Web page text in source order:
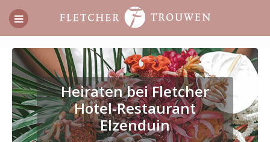
Heiraten bei Fletcher
Hotel-Restaurant
Elzenduin